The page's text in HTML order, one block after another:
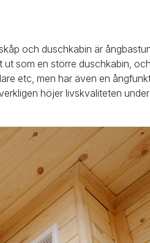
och duschkabin är
ut som en större duschkabin,
etc, men har även en
höjer livskvaliteten